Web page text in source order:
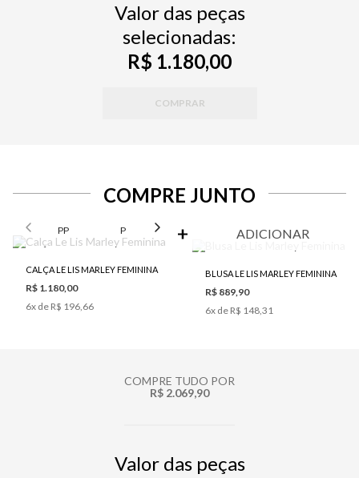
Valor das peças
selecionadas:
R$ 1.180,00
COMPRAR
COMPRE JUNTO
PP P M G
CALÇA LE LIS MARLEY FEMININA
R$ 1.180,00
6x de R$ 196,66
ADICIONAR
BLUSA LE LIS MARLEY FEMININA
R$ 889,90
6x de R$ 148,31
COMPRE TUDO POR
R$ 2.069,90
Valor das peças